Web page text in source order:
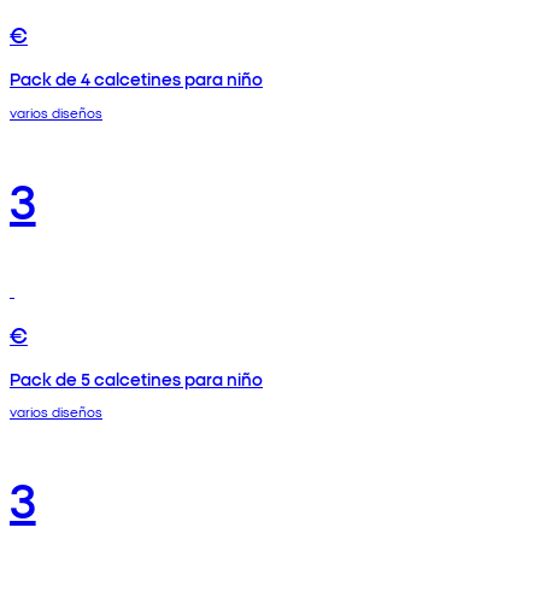
€
Pack de 4 calcetines para niño
varios diseños
3
€
Pack de 5 calcetines para niño
varios diseños
3